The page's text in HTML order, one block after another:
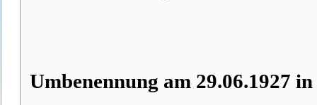
Umbenennung am 29.06.1927